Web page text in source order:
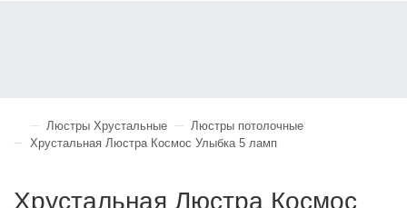
Люстры Хрустальные
Люстры потолочные
Хрустальная Люстра Космос Улыбка 5 ламп
Хрустальная Люстра Космос